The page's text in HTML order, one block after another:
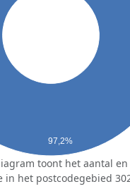
97,2%
toont het aantal
het postcodegebied